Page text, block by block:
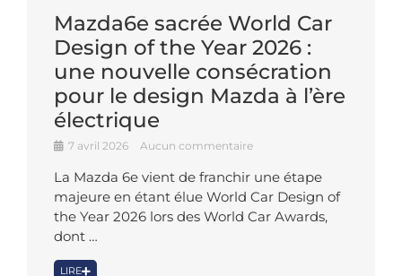
Mazda6e sacrée World Car
Design of the Year 2026 :
une nouvelle consécration
pour le design Mazda à l’ère
électrique
7 avril 2026 Aucun commentaire
La Mazda 6e vient de franchir une étape
majeure en étant élue World Car Design of
the Year 2026 lors des World Car Awards,
dont …
LIRE